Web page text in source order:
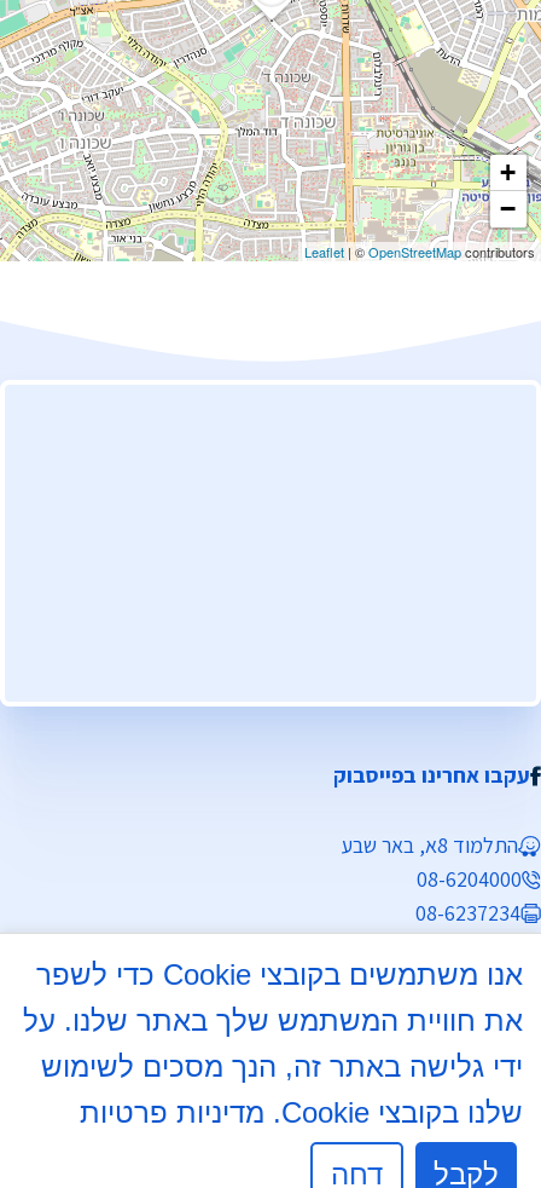
+
−
Leaflet| ©OpenStreetMapcontributors
עקבו אחרינו בפייסבוק
התלמוד 8א, באר שבע
08-6204000
08-6237234
שעות פעילות מזכירות:
ימים א', ב', ד', ה' 8:30 - 13:30
יום ג' 8:30 - 13:30, 16:00 - 17:30
יום ו' לתאום לויות בלבד.
אנו משתמשים בקובצי Cookie כדי לשפר
את חוויית המשתמש שלך באתר שלנו. על
ידי גלישה באתר זה, הנך מסכים לשימוש
שלנו בקובצי Cookie.
מדיניות פרטיות
לקבל
דחה